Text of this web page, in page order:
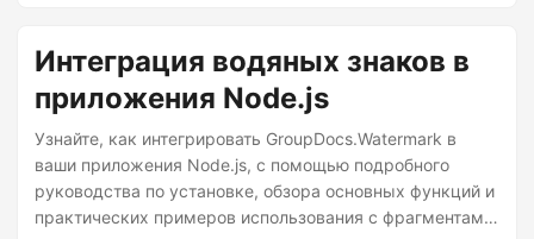
Интеграция водяных знаков в
приложения Node.js
Узнайте, как интегрировать GroupDocs.Watermark в
ваши приложения Node.js, с помощью подробного
руководства по установке, обзора основных функций и
практических примеров использования с фрагментами